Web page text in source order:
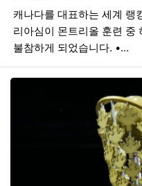
캐나다를 대표하는 세계 랭
리아심이 몬트리올 훈련 중
불참하게 되었습니다. •…